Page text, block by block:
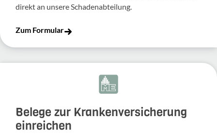
direkt an unsere Scha­den­ab­tei­lung.
Zum Formular
Belege zur Krankenversicherung
einreichen